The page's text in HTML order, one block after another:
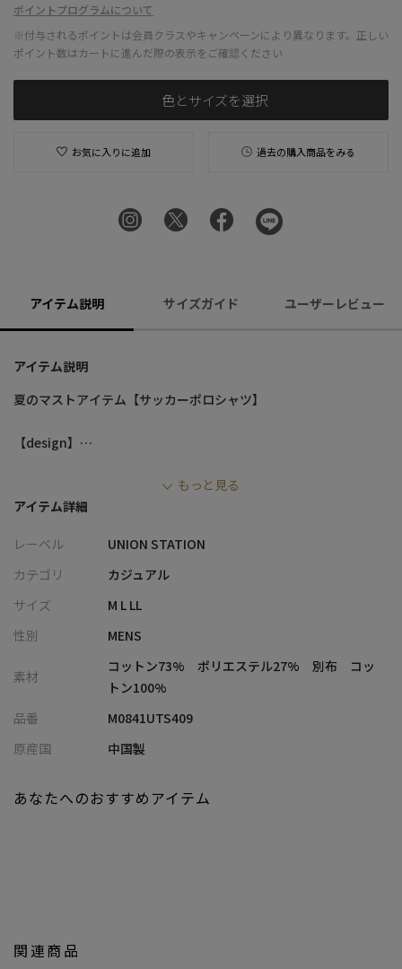
ポイントプログラムについて
※付与されるポイントは会員クラスやキャンペーンにより異なります。正しい
ポイント数はカートに進んだ際の表示をご確認ください
色とサイズを選択
お気に入りに追加 過去の購入商品をみる
アイテム説明 サイズガイド ユーザーレビュー
アイテム説明
夏のマストアイテム【サッカーポロシャツ】
【design】
レギュラーフィットでご用意しました。
シンプルなデザインに映えるフラワープリントの裏地が印象の良
【fabric】
細かな凹凸があり、ドライなタッチの生地感です。
細身のパンツはもちろん、ハーフパンツを合わせたリゾートスタ
ジャケットのインナーとしてもサマになる一枚です。
心地にこだわったアイテムを展開。
※屋外での撮影画像は光の加減で、実際の商品より明るく見える
もっと見る
アイテム詳細
レーベル
UNION STATION
カテゴリ
カジュアル
サイズ
M L LL
性別
MENS
素材
コットン73% ポリエステル27% 別布 コッ
トン100%
品番
M0841UTS409
原産国
中国製
関連商品
あなたへのおすすめアイテム